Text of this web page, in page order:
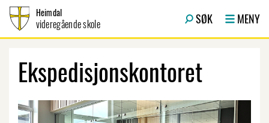
Heimdal
videregående skole SØK MENY
Ekspedisjonskontoret